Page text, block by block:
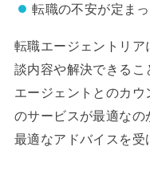
転職の不安が定ま
転職エージェントリ
談内容や解決できる
エージェントとのカ
のサービスが最適なの
最適なアドバイスを受